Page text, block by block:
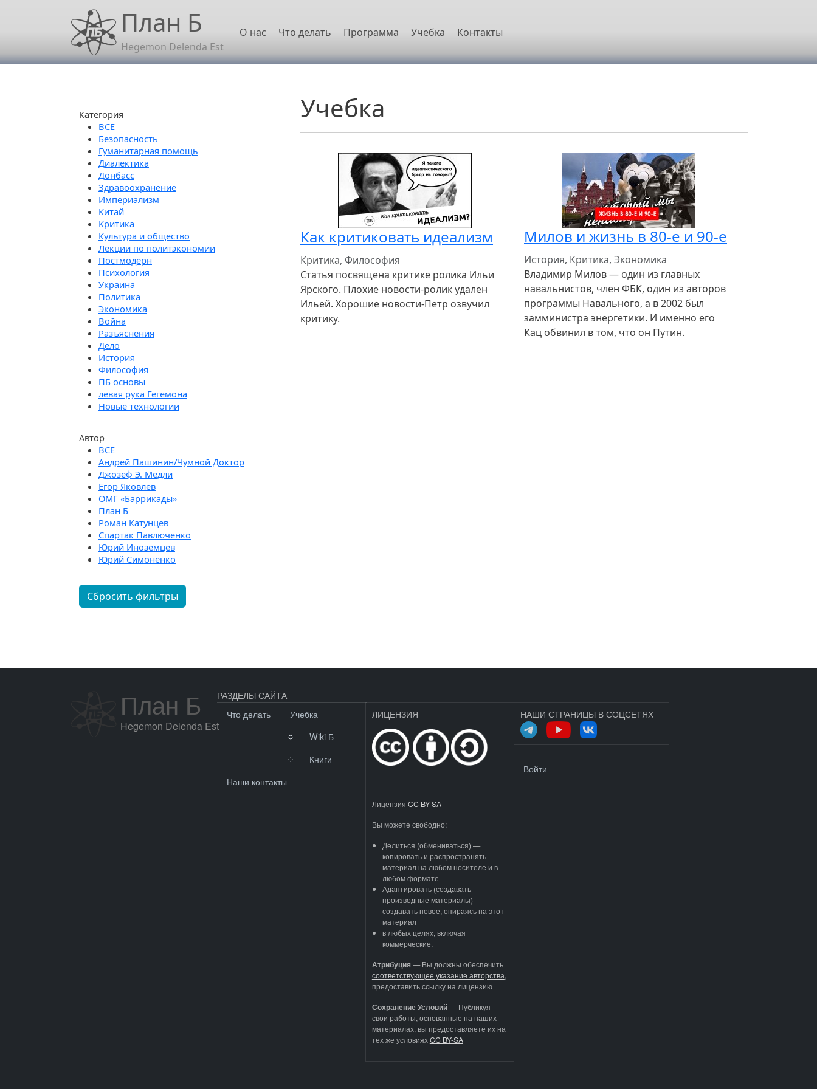
Перейти к основному содержаниюПлан Б
Hegemon Delenda Est
Основная навигация
О нас Что делать Программа Учебка Контакты
Учебка
Как критиковать идеализм
Критика, Философия
Статья посвящена критике ролика Ильи
Ярского. Плохие новости-ролик удален
Ильей. Хорошие новости-Петр озвучил
критику.
Милов и жизнь в 80-е и 90-е
История, Критика, Экономика
Владимир Милов — один из главных
навальнистов, член ФБК, один из авторов
программы Навального, а в 2002 был
замминистра энергетики. И именно его
Кац обвинил в том, что он Путин.
Категория
Безопасность
Гуманитарная помощь
Диалектика
Донбасс
Здравоохранение
Империализм
Китай
Критика
Культура и общество
Лекции по политэкономии
Постмодерн
Психология
Украина
Политика
Экономика
Война
Разъяснения
Дело
История
Философия
ПБ основы
левая рука Гегемона
Новые технологии
Автор
Андрей Пашинин/Чумной Доктор
Джозеф Э. Медли
Егор Яковлев
ОМГ «Баррикады»
План Б
Роман Катунцев
Спартак Павлюченко
Юрий Иноземцев
Юрий Симоненко
Сбросить фильтры
План Б
Hegemon Delenda Est
РАЗДЕЛЫ САЙТА
Что делать
Учебка
Wiki Б
Книги
Наши контакты
ЛИЦЕНЗИЯ
Лицензия CC BY-SA
Вы можете свободно:
Делиться (обмениваться) —
копировать и распространять
материал на любом носителе и в
любом формате
Адаптировать (создавать
производные материалы) —
создавать новое, опираясь на этот
материал
в любых целях, включая
коммерческие.
Атрибуция—Вы должны обеспечить
соответствующее указание авторства,
предоставить ссылку на лицензию
Сохранение Условий— Публикуя
свои работы, основанные на наших
материалах, вы предоставляете их на
тех же условияхCC BY-SA
НАШИ СТРАНИЦЫ В СОЦСЕТЯХ
Войти